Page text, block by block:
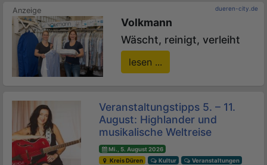
dueren-city.de
Volkmann
Wäscht, reinigt, verleiht
lesen ...
Veranstaltungstipps 5. – 11.
August: Highlander und
musikalische Weltreise
Mi., 5. August 2026
Kreis Düren
Kultur Veranstaltungen